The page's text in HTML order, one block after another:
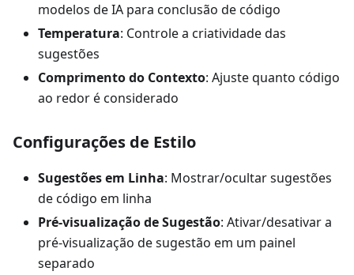
modelos de IA para conclusão de código
Temperatura: Controle a criatividade das
sugestões
Comprimento do Contexto: Ajuste quanto código
ao redor é considerado
Configurações de Estilo
Sugestões em Linha: Mostrar/ocultar sugestões
de código em linha
Pré-visualização de Sugestão: Ativar/desativar a
pré-visualização de sugestão em um painel
separado